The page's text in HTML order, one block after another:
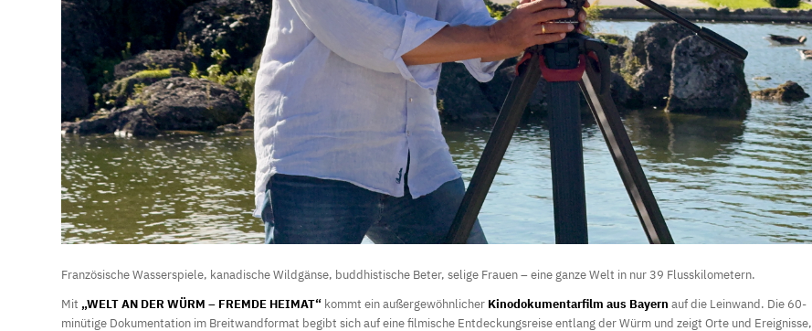
Französische Wasserspiele, kanadische Wildgänse, buddhistische Beter, selige Frauen – eine ganze Welt in nur 39 Flusskilometern.
Mit „WELT AN DER WÜRM – FREMDE HEIMAT“ kommt ein außergewöhnlicher Kinodokumentarfilm aus Bayern auf die Leinwand. Die 60-
minütige Dokumentation im Breitwandformat begibt sich auf eine filmische Entdeckungsreise entlang der Würm und zeigt Orte und Ereignisse,